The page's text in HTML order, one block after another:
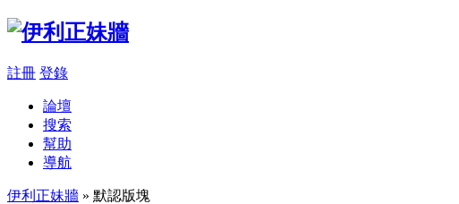
註冊 登錄
論壇
搜索
幫助
導航
伊利正妹牆 » 默認版塊